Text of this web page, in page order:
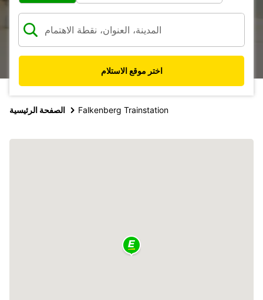
اختر موقع الاستلام
الصفحة الرئيسية Falkenberg Trainstation